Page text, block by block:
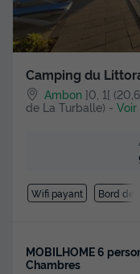
Camping du
Ambon ]0, 1[
de La Turballe) -
Wifi payant Bord de
MOBILHOME 6
Chambres